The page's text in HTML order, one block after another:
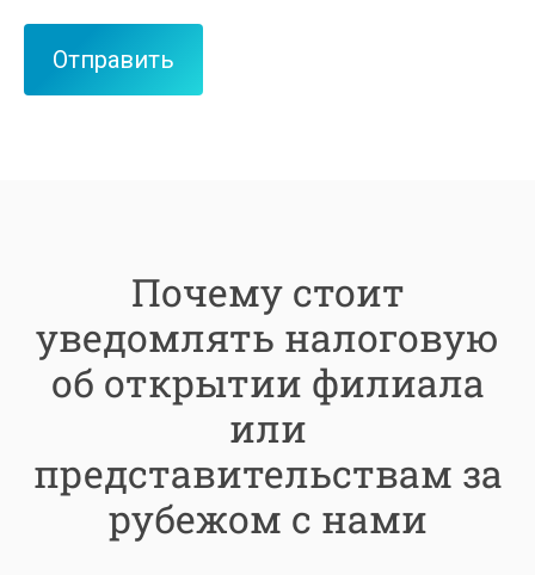
Почему стоит
уведомлять налоговую
об открытии филиала
или
представительствам за
рубежом с нами